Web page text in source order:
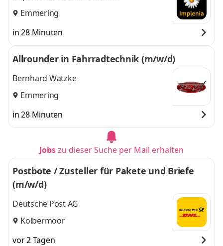
Emmering
in 28 Minuten
Allrounder in Fahrradtechnik (m/w/d)
Bernhard Watzke
Emmering
in 28 Minuten
Jobszu dieser Suche per Mail erhalten
Postbote / Zusteller für Pakete und Briefe
(m/w/d)
Deutsche Post AG
Kolbermoor
vor 2 Tagen